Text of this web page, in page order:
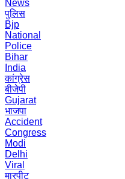
News
पुलिस
Bjp
National
Police
Bihar
India
कांग्रेस
बीजेपी
Gujarat
भाजपा
Accident
Congress
Modi
Delhi
Viral
मारपीट